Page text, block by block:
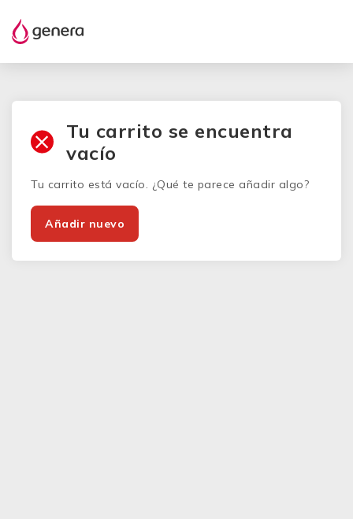
Tu carrito se encuentra
vacío
Tu carrito está vacío. ¿Qué te parece añadir algo?
Añadir nuevo